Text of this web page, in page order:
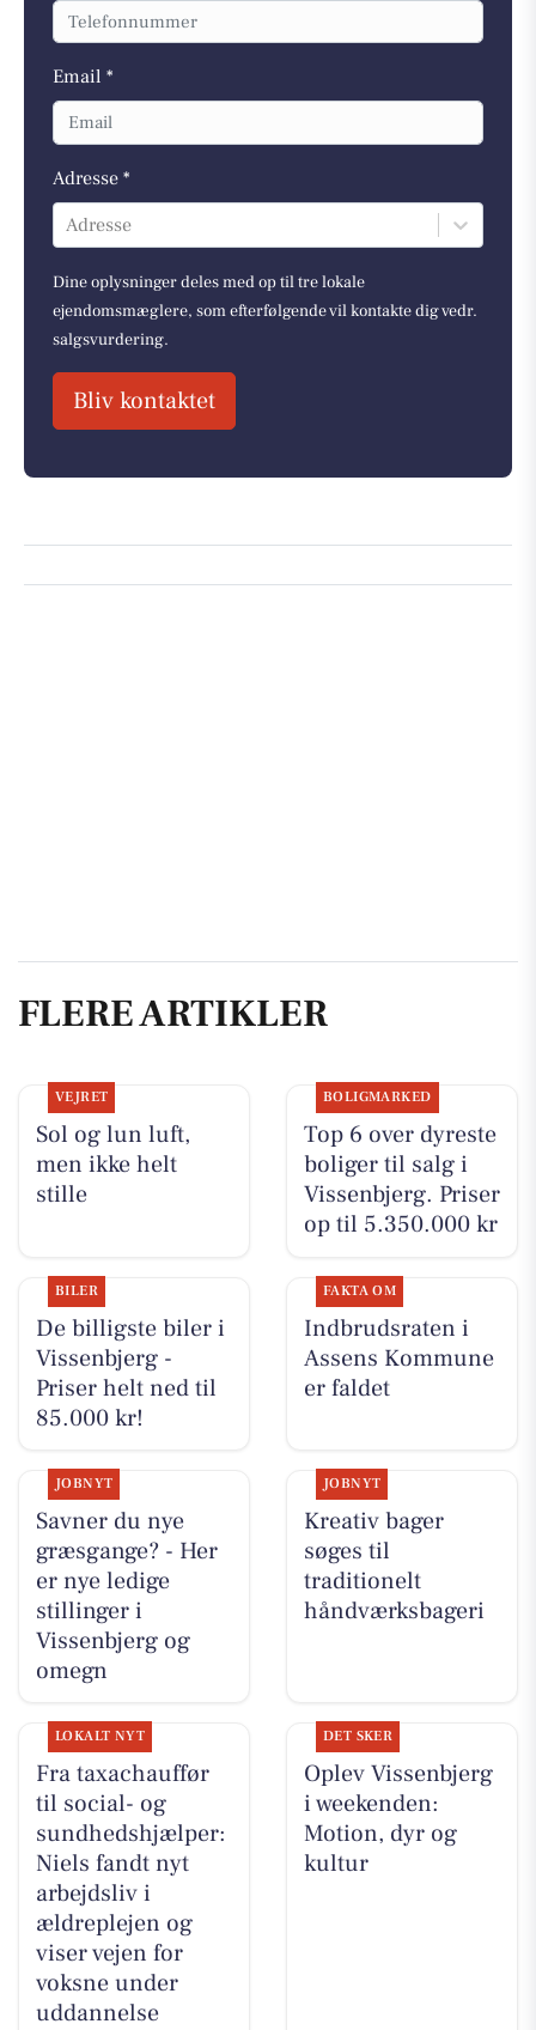
Email *
Adresse *
Adresse
Dine oplysninger deles med op til tre lokale
ejendomsmæglere, som efterfølgende vil kontakte dig vedr.
salgsvurdering.
Bliv kontaktet
FLERE ARTIKLER
VEJRET
Sol og lun luft,
men ikke helt
stille
BOLIGMARKED
Top 6 over dyreste
boliger til salg i
Vissenbjerg. Priser
op til 5.350.000 kr
BILER
De billigste biler i
Vissenbjerg -
Priser helt ned til
85.000 kr!
FAKTA OM
Indbrudsraten i
Assens Kommune
er faldet
JOBNYT
Savner du nye
græsgange? - Her
er nye ledige
stillinger i
Vissenbjerg og
omegn
JOBNYT
Kreativ bager
søges til
traditionelt
håndværksbageri
LOKALT NYT
Fra taxachauffør
til social- og
sundhedshjælper:
Niels fandt nyt
arbejdsliv i
ældreplejen og
viser vejen for
voksne under
uddannelse
DET SKER
Oplev Vissenbjerg
i weekenden:
Motion, dyr og
kultur